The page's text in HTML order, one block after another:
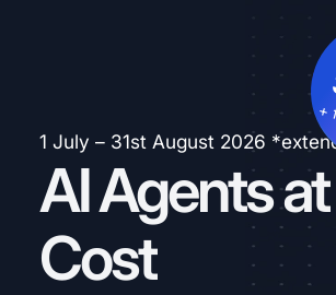
1 July – 31st August 2026
AI Agents
Cost
+